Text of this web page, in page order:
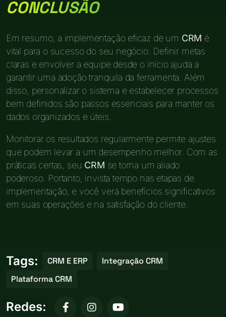
CONCLUSÃO
Em resumo, a implementação eficaz de um CRM é
vital para o sucesso do seu negócio. Definir metas
claras e envolver a equipe desde o início ajuda a
garantir uma adoção tranquila da ferramenta. Além
disso, personalizar o sistema e estabelecer processos
bem definidos são passos essenciais para manter os
dados organizados e úteis.
Monitorar os resultados regularmente permite ajustes
que podem levar a um desempenho melhor. Com as
práticas certas, seu CRM se torna um aliado
poderoso. Portanto, invista tempo nas etapas de
implementação, e você verá benefícios significativos
em suas operações e na satisfação do cliente.
Tags: CRM E ERP
Integração CRM
Plataforma CRM
Redes: